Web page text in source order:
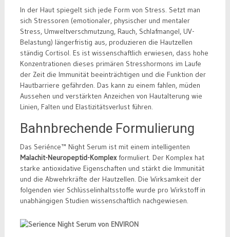
In der Haut spiegelt sich jede Form von Stress. Setzt man
sich Stressoren (emotionaler, physischer und mentaler
Stress, Umweltverschmutzung, Rauch, Schlafmangel, UV-
Belastung) längerfristig aus, produzieren die Hautzellen
ständig Cortisol. Es ist wissenschaftlich erwiesen, dass hohe
Konzentrationen dieses primären Stresshormons im Laufe
der Zeit die Immunität beeinträchtigen und die Funktion der
Hautbarriere gefährden. Das kann zu einem fahlen, müden
Aussehen und verstärkten Anzeichen von Hautalterung wie
Linien, Falten und Elastizitätsverlust führen.
Bahnbrechende Formulierung
Das Seriénce™ Night Serum ist mit einem intelligenten
Malachit-Neuropeptid-Komplexformuliert. Der Komplex hat
starke antioxidative Eigenschaften und stärkt die Immunität
und die Abwehrkräfte der Hautzellen. Die Wirksamkeit der
folgenden vier Schlüsselinhaltsstoffe wurde pro Wirkstoff in
unabhängigen Studien wissenschaftlich nachgewiesen.